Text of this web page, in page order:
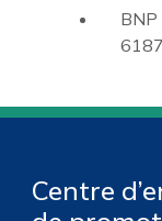
Centre